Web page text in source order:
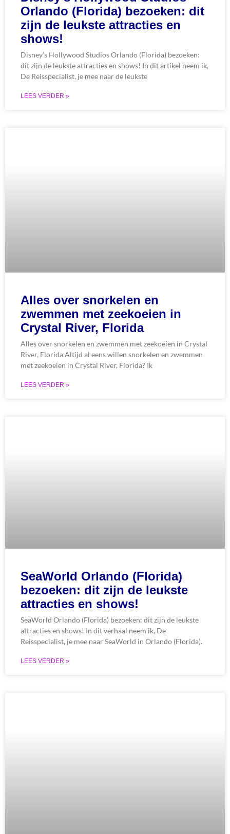
Orlando (Florida) bezoeken: dit
zijn de leukste attracties en
shows!
Disney’s Hollywood Studios Orlando (Florida) bezoeken:
dit zijn de leukste attracties en shows! In dit artikel neem ik,
De Reisspecialist, je mee naar de leukste
LEES VERDER »
Alles over snorkelen en
zwemmen met zeekoeien in
Crystal River, Florida
Alles over snorkelen en zwemmen met zeekoeien in Crystal
River, Florida Altijd al eens willen snorkelen en zwemmen
met zeekoeien in Crystal River, Florida? Ik
LEES VERDER »
SeaWorld Orlando (Florida)
bezoeken: dit zijn de leukste
attracties en shows!
SeaWorld Orlando (Florida) bezoeken: dit zijn de leukste
attracties en shows! In dit verhaal neem ik, De
Reisspecialist, je mee naar SeaWorld in Orlando (Florida).
LEES VERDER »